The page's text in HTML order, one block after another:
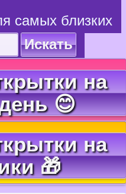
самых близких
Искать
на
😊
на
🎁